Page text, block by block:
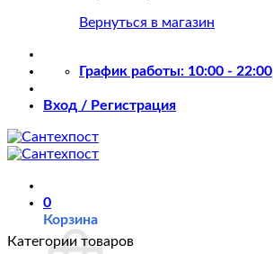
Вернуться в магазин
График работы: 10:00 - 22:00
Вход / Регистрация
0
Корзина
Категории товаров